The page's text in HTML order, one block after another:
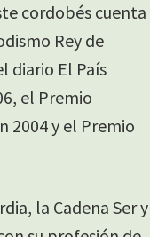
cordobés cuenta
Rey de
diario El País
el Premio
2004 y el Premio
la Cadena Ser y